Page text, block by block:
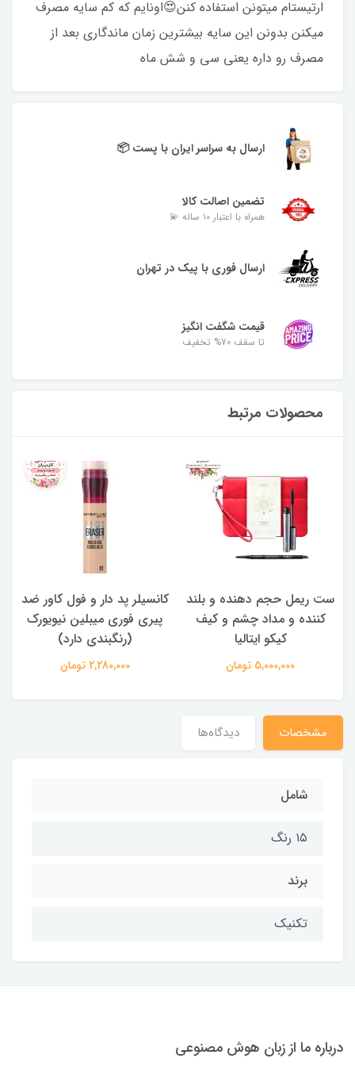
ارتیستام میتونن استفاده کنن😍اونایم که کم سایه مصرف
میکنن بدونن این سایه بیشترین زمان ماندگاری بعد از
مصرف رو داره یعنی سی و شش ماه
ارسال به سراسر ایران با پست 📦
تضمین اصالت کالا
همراه با اعتبار ۱۰ ساله 💫
ارسال فوری با پیک در تهران
قیمت شگفت انگیز
تا سقف 70% تخفیف
محصولات مرتبط
ست ریمل حجم دهنده و بلند
کننده و مداد چشم و کیف
کیکو ایتالیا
5,000,000 تومان
کانسیلر پد دار و فول کاور ضد
پیری فوری میبلین نیویورک
(رنگبندی دارد)
2,280,000 تومان
مشخصات دیدگاه‌ها
شامل
۱۵ رنگ
برند
تکنیک
درباره ما از زبان هوش مصنوعی